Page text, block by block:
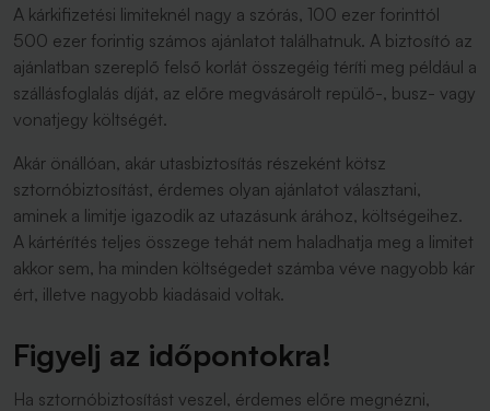
A kárkifizetési limiteknél nagy a szórás, 100 ezer forinttól
500 ezer forintig számos ajánlatot találhatnuk. A biztosító az
ajánlatban szereplő felső korlát összegéig téríti meg például a
szállásfoglalás díját, az előre megvásárolt repülő-, busz- vagy
vonatjegy költségét.
Akár önállóan, akár utasbiztosítás részeként kötsz
sztornóbiztosítást, érdemes olyan ajánlatot választani,
aminek a limitje igazodik az utazásunk árához, költségeihez.
A kártérítés teljes összege tehát nem haladhatja meg a limitet
akkor sem, ha minden költségedet számba véve nagyobb kár
ért, illetve nagyobb kiadásaid voltak.
Figyelj az időpontokra!
Ha sztornóbiztosítást veszel, érdemes előre megnézni,